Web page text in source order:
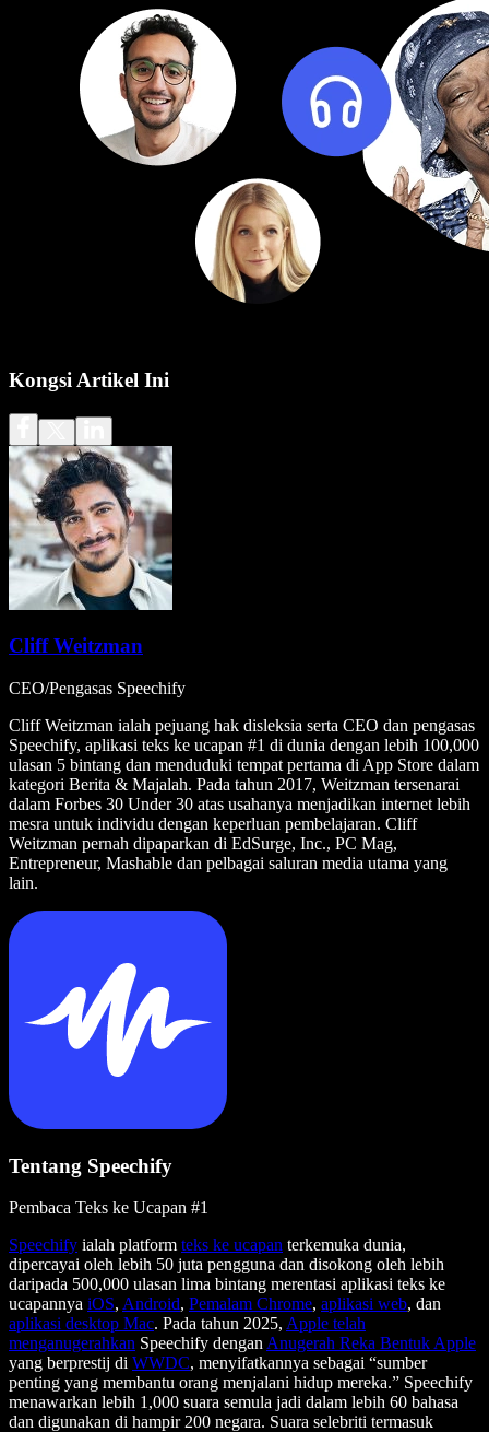
Kongsi Artikel Ini
Cliff Weitzman
CEO/Pengasas Speechify
Cliff Weitzman ialah pejuang hak disleksia serta CEO dan pengasas
Speechify, aplikasi teks ke ucapan #1 di dunia dengan lebih 100,000
ulasan 5 bintang dan menduduki tempat pertama di App Store dalam
kategori Berita & Majalah. Pada tahun 2017, Weitzman tersenarai
dalam Forbes 30 Under 30 atas usahanya menjadikan internet lebih
mesra untuk individu dengan keperluan pembelajaran. Cliff
Weitzman pernah dipaparkan di EdSurge, Inc., PC Mag,
Entrepreneur, Mashable dan pelbagai saluran media utama yang
lain.
Tentang Speechify
Pembaca Teks ke Ucapan #1
Speechify ialah platform teks ke ucapan terkemuka dunia,
dipercayai oleh lebih 50 juta pengguna dan disokong oleh lebih
daripada 500,000 ulasan lima bintang merentasi aplikasi teks ke
ucapannya iOS, Android, Pemalam Chrome, aplikasi web, dan
aplikasi desktop Mac. Pada tahun 2025, Apple telah
menganugerahkan Speechify dengan Anugerah Reka Bentuk Apple
yang berprestij di WWDC, menyifatkannya sebagai “sumber
penting yang membantu orang menjalani hidup mereka.” Speechify
menawarkan lebih 1,000 suara semula jadi dalam lebih 60 bahasa
dan digunakan di hampir 200 negara. Suara selebriti termasuk